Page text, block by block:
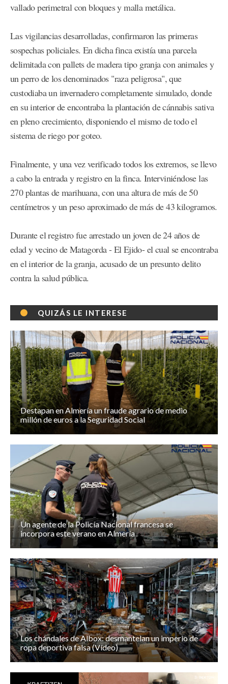
vallado perimetral con bloques y malla metálica.
Las vigilancias desarrolladas, confirmaron las primeras
sospechas policiales. En dicha finca existía una parcela
delimitada con pallets de madera tipo granja con animales y
un perro de los denominados "raza peligrosa", que
custodiaba un invernadero completamente simulado, donde
en su interior de encontraba la plantación de cánnabis sativa
en pleno crecimiento, disponiendo el mismo de todo el
sistema de riego por goteo.
Finalmente, y una vez verificado todos los extremos, se llevo
a cabo la entrada y registro en la finca. Interviniéndose las
270 plantas de marihuana, con una altura de más de 50
centímetros y un peso aproximado de más de 43 kilogramos.
Durante el registro fue arrestado un joven de 24 años de
edad y vecino de Matagorda - El Ejido- el cual se encontraba
en el interior de la granja, acusado de un presunto delito
contra la salud pública.
QUIZÁS LE INTERESE
Destapan en Almería un fraude agrario de medio
millón de euros a la Seguridad Social
Un agente de la Policía Nacional francesa se
incorpora este verano en Almería
Los chándales de Albox: desmantelan un imperio de
ropa deportiva falsa (Vídeo)